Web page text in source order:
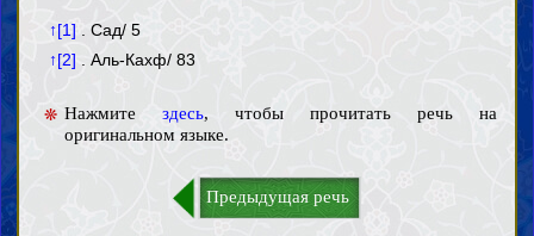
↑[1] . Сад/ 5
↑[2] . Аль-Кахф/ 83
Нажмите здесь, чтобы прочитать речь на
оригинальном языке.
Предыдущая речь